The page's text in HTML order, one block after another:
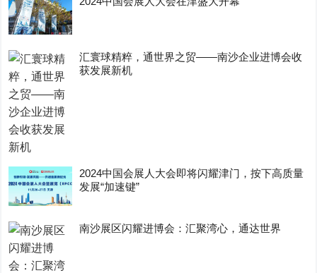
汇寰球精粹，通世界之贸——南沙企业进博会收
获发展新机
2024中国会展人大会即将闪耀津门，按下高质量
发展“加速键”
南沙展区闪耀进博会：汇聚湾心，通达世界